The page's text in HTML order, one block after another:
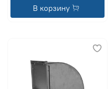
В корзину